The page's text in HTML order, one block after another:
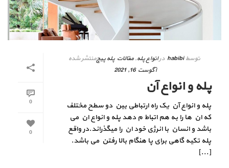
0
0
توسط habibi درانواع پله,مقالات پله پیچمنتشر شده
آگوست 16, 2021
پله و انواع آن
پله و انواع آن یک راه ارتباطی بین دو سطح مختلف
که ان ها را به هم اتباط م دهد پله و انواع ان می
باشد و انسان با انرژی خود ان را میگذراند.در واقع
پله تکیه گاهی برای پا هنگام بالا رفتن می باشد.
[...]